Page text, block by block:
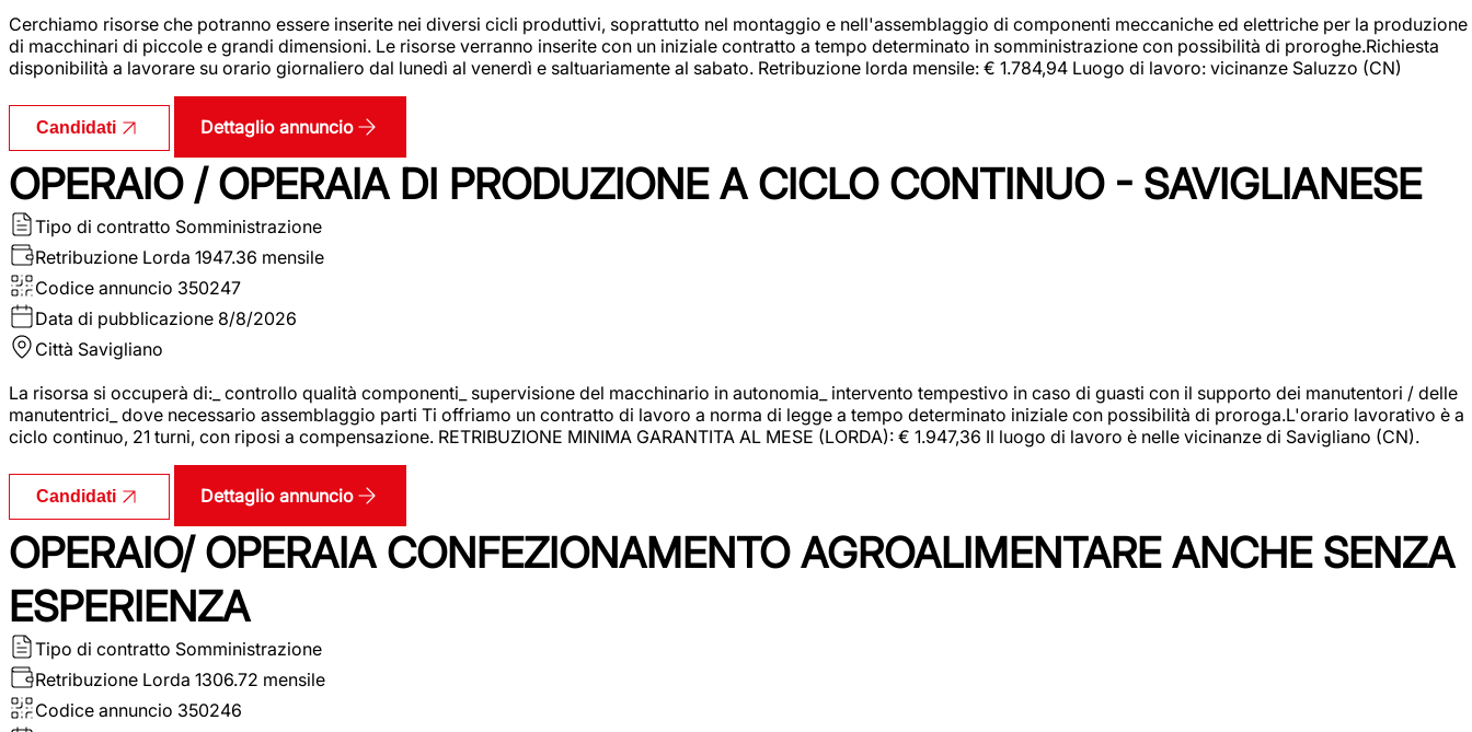
Cerchiamo risorse che potranno essere inserite nei diversi cicli produttivi, soprattutto nel montaggio e nell'assemblaggio di componenti meccaniche ed elettriche per la produzione
di macchinari di piccole e grandi dimensioni. Le risorse verranno inserite con un iniziale contratto a tempo determinato in somministrazione con possibilità di proroghe.Richiesta
disponibilità a lavorare su orario giornaliero dal lunedì al venerdì e saltuariamente al sabato. Retribuzione lorda mensile: € 1.784,94 Luogo di lavoro: vicinanze Saluzzo (CN)
Candidati Dettaglio annuncio
OPERAIO / OPERAIA DI PRODUZIONE A CICLO CONTINUO - SAVIGLIANESE
Tipo di contratto Somministrazione
Retribuzione Lorda 1947.36 mensile
Codice annuncio 350247
Data di pubblicazione 8/8/2026
Città Savigliano
La risorsa si occuperà di:_ controllo qualità componenti_ supervisione del macchinario in autonomia_ intervento tempestivo in caso di guasti con il supporto dei manutentori / delle
manutentrici_ dove necessario assemblaggio parti Ti offriamo un contratto di lavoro a norma di legge a tempo determinato iniziale con possibilità di proroga.L'orario lavorativo è a
ciclo continuo, 21 turni, con riposi a compensazione. RETRIBUZIONE MINIMA GARANTITA AL MESE (LORDA): € 1.947,36 Il luogo di lavoro è nelle vicinanze di Savigliano (CN).
Candidati Dettaglio annuncio
OPERAIO/ OPERAIA CONFEZIONAMENTO AGROALIMENTARE ANCHE SENZA
ESPERIENZA
Tipo di contratto Somministrazione
Retribuzione Lorda 1306.72 mensile
Codice annuncio 350246